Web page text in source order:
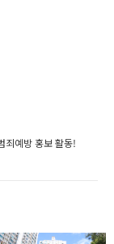
죄예방 홍보 활동!